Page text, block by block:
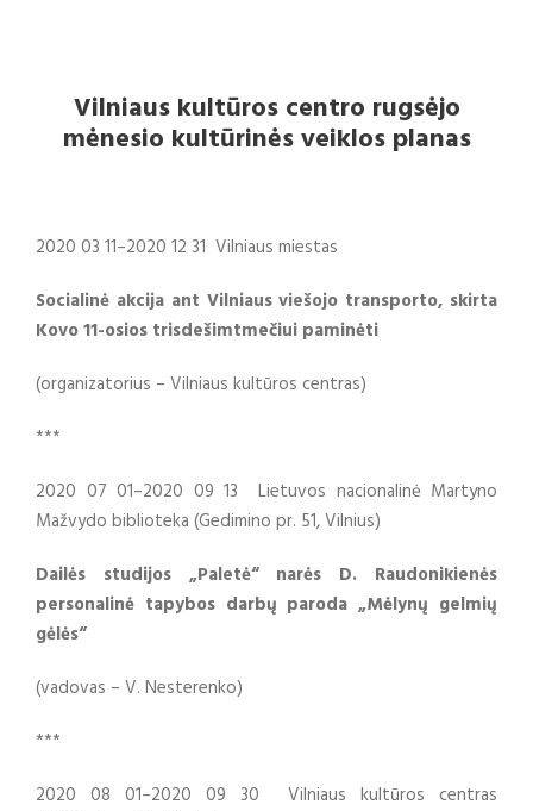
Vilniaus kultūros centro rugsėjo
mėnesio kultūrinės veiklos planas
2020 03 11–2020 12 31 Vilniaus miestas
Socialinė akcija ant Vilniaus viešojo transporto, skirta
Kovo 11-osios trisdešimtmečiui paminėti
(organizatorius – Vilniaus kultūros centras)
***
2020 07 01–2020 09 13 Lietuvos nacionalinė Martyno
Mažvydo biblioteka (Gedimino pr. 51, Vilnius)
Dailės studijos „Paletė“ narės D. Raudonikienės
personalinė tapybos darbų paroda „Mėlynų gelmių
gėlės“
(vadovas – V. Nesterenko)
***
2020 08 01–2020 09 30 Vilniaus kultūros centras